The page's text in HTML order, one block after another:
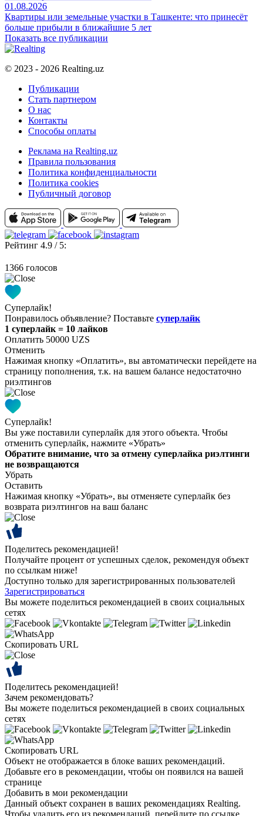
01.08.2026
Квартиры или земельные участки в Ташкенте: что принесёт
больше прибыли в ближайшие 5 лет
Показать все публикации
© 2023 - 2026 Realting.uz
Публикации
Стать партнером
О нас
Контакты
Способы оплаты
Реклама на Realting.uz
Правила пользования
Политика конфиденциальности
Политика cookies
Публичный договор
Рейтинг 4.9 / 5:
1366 голосов
Суперлайк!
Понравилось объявление? Поставьте суперлайк
1 суперлайк = 10 лайков
Оплатить 50000 UZS
Отменить
Нажимая кнопку «Оплатить», вы автоматически перейдете на
страницу пополнения, т.к. на вашем балансе недостаточно
риэлтингов
Суперлайк!
Вы уже поставили суперлайк для этого объекта. Чтобы
отменить суперлайк, нажмите «Убрать»
Обратите внимание, что за отмену суперлайка риэлтинги
не возвращаются
Убрать
Оставить
Нажимая кнопку «Убрать», вы отменяете суперлайк без
возврата риэлтингов на ваш баланс
Поделитесь рекомендацией!
Получайте процент от успешных сделок, рекомендуя объект
по ссылкам ниже!
Доступно только для зарегистрированных пользователей
Зарегистрироваться
Вы можете поделиться рекомендацией в своих социальных
сетях
Скопировать URL
Поделитесь рекомендацией!
Зачем рекомендовать?
Вы можете поделиться рекомендацией в своих социальных
сетях
Скопировать URL
Объект не отображается в блоке ваших рекомендаций.
Добавьте его в рекомендации, чтобы он появился на вашей
странице
Добавить в мои рекомендации
Данный объект сохранен в ваших рекомендациях Realting.
Чтобы удалить его из рекомендаций, перейдите по ссылке